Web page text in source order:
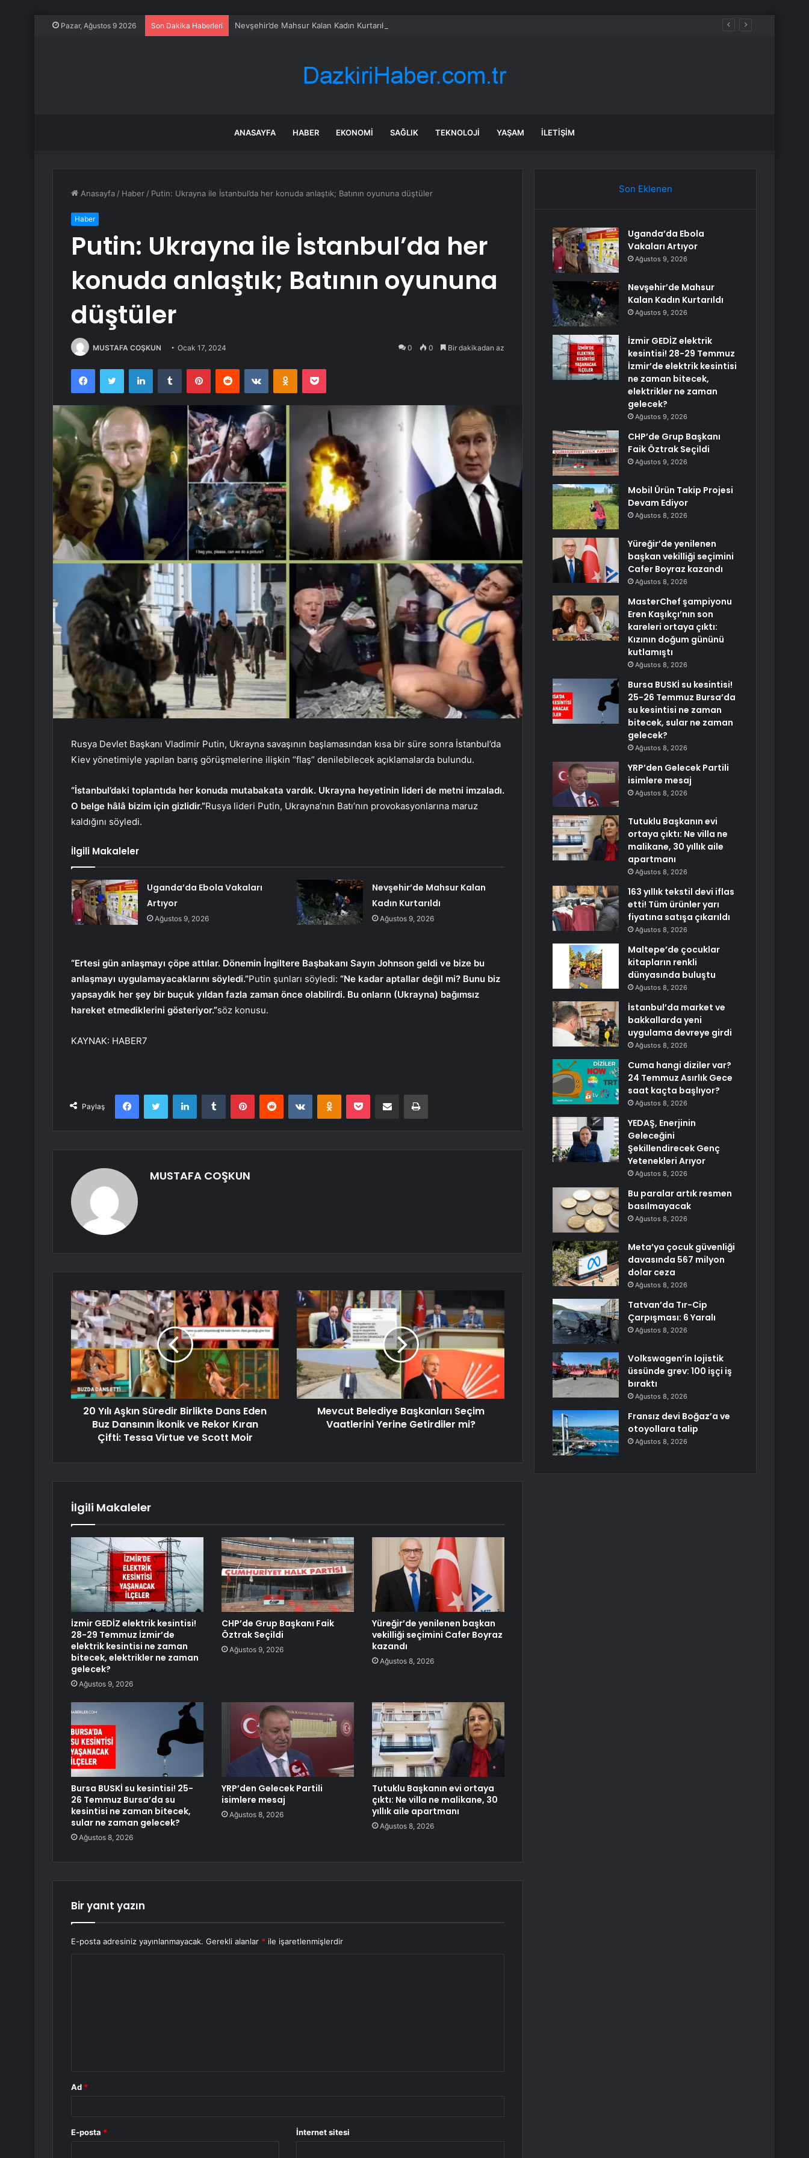
Pazar, Ağustos 9 2026 Son Dakika Haberleri Nevşehir’de Mahsur Kalan Kadın Kurtarıldı
ANASAYFA HABER EKONOMI SAĞLIK TEKNOLOJI YAŞAM İLETIŞIM
Anasayfa / Haber / Putin: Ukrayna ile İstanbul’da her konuda anlaştık; Batının oyununa düştüler
Haber
Putin: Ukrayna ile İstanbul’da her
konuda anlaştık; Batının oyununa
düştüler
MUSTAFA COŞKUN Ocak 17, 2024 0 0 Bir dakikadan az
FacebookTwitter LinkedInTumblr PinterestReddit VKontakteOdnoklassniki
Pocket
Rusya Devlet Başkanı Vladimir Putin, Ukrayna savaşının başlamasından kısa bir süre sonra İstanbul’da
Kiev yönetimiyle yapılan barış görüşmelerine ilişkin “flaş” denilebilecek açıklamalarda bulundu.
“İstanbul’daki toplantıda her konuda mutabakata vardık. Ukrayna heyetinin lideri de metni imzaladı.
O belge hâlâ bizim için gizlidir.”Rusya lideri Putin, Ukrayna’nın Batı’nın provokasyonlarına maruz
kaldığını söyledi.
İlgili Makaleler
Uganda’da Ebola Vakaları
Artıyor
Ağustos 9, 2026
Nevşehir’de Mahsur Kalan
Kadın Kurtarıldı
Ağustos 9, 2026
“Ertesi gün anlaşmayı çöpe attılar. Dönemin İngiltere Başbakanı Sayın Johnson geldi ve bize bu
anlaşmayı uygulamayacaklarını söyledi.”Putin şunları söyledi: “Ne kadar aptallar değil mi? Bunu biz
yapsaydık her şey bir buçuk yıldan fazla zaman önce olabilirdi. Bu onların (Ukrayna) bağımsız
hareket etmediklerini gösteriyor.”söz konusu.
KAYNAK: HABER7
Paylaş
FacebookTwitter LinkedInTumblr PinterestReddit VKontakteOdnoklassniki
Pocket E-Posta ile paylaş Yazdır
MUSTAFA COŞKUN
20 Yılı Aşkın Süredir Birlikte Dans Eden
Buz Dansının İkonik ve Rekor Kıran
Çifti: Tessa Virtue ve Scott Moir
Mevcut Belediye Başkanları Seçim
Vaatlerini Yerine Getirdiler mi?
İlgili Makaleler
İzmir GEDİZ elektrik kesintisi!
28-29 Temmuz İzmir’de
elektrik kesintisi ne zaman
bitecek, elektrikler ne zaman
gelecek?
Ağustos 9, 2026
CHP’de Grup Başkanı Faik
Öztrak Seçildi
Ağustos 9, 2026
Yüreğir’de yenilenen başkan
vekilliği seçimini Cafer Boyraz
kazandı
Ağustos 8, 2026
Bursa BUSKİ su kesintisi! 25-
26 Temmuz Bursa’da su
kesintisi ne zaman bitecek,
sular ne zaman gelecek?
Ağustos 8, 2026
YRP’den Gelecek Partili
isimlere mesaj
Ağustos 8, 2026
Tutuklu Başkanın evi ortaya
çıktı: Ne villa ne malikane, 30
yıllık aile apartmanı
Ağustos 8, 2026
Bir yanıt yazın
E-posta adresiniz yayınlanmayacak. Gerekli alanlar * ile işaretlenmişlerdir
Ad *
E-posta * İnternet sitesi
Son Eklenen
Uganda’da Ebola
Vakaları Artıyor
Ağustos 9, 2026
Nevşehir’de Mahsur
Kalan Kadın Kurtarıldı
Ağustos 9, 2026
İzmir GEDİZ elektrik
kesintisi! 28-29 Temmuz
İzmir’de elektrik kesintisi
ne zaman bitecek,
elektrikler ne zaman
gelecek?
Ağustos 9, 2026
CHP’de Grup Başkanı
Faik Öztrak Seçildi
Ağustos 9, 2026
Mobil Ürün Takip Projesi
Devam Ediyor
Ağustos 8, 2026
Yüreğir’de yenilenen
başkan vekilliği seçimini
Cafer Boyraz kazandı
Ağustos 8, 2026
MasterChef şampiyonu
Eren Kaşıkçı’nın son
kareleri ortaya çıktı:
Kızının doğum gününü
kutlamıştı
Ağustos 8, 2026
Bursa BUSKİ su kesintisi!
25-26 Temmuz Bursa’da
su kesintisi ne zaman
bitecek, sular ne zaman
gelecek?
Ağustos 8, 2026
YRP’den Gelecek Partili
isimlere mesaj
Ağustos 8, 2026
Tutuklu Başkanın evi
ortaya çıktı: Ne villa ne
malikane, 30 yıllık aile
apartmanı
Ağustos 8, 2026
163 yıllık tekstil devi iflas
etti! Tüm ürünler yarı
fiyatına satışa çıkarıldı
Ağustos 8, 2026
Maltepe’de çocuklar
kitapların renkli
dünyasında buluştu
Ağustos 8, 2026
İstanbul’da market ve
bakkallarda yeni
uygulama devreye girdi
Ağustos 8, 2026
Cuma hangi diziler var?
24 Temmuz Asırlık Gece
saat kaçta başlıyor?
Ağustos 8, 2026
YEDAŞ, Enerjinin
Geleceğini
Şekillendirecek Genç
Yetenekleri Arıyor
Ağustos 8, 2026
Bu paralar artık resmen
basılmayacak
Ağustos 8, 2026
Meta’ya çocuk güvenliği
davasında 567 milyon
dolar ceza
Ağustos 8, 2026
Tatvan’da Tır-Cip
Çarpışması: 6 Yaralı
Ağustos 8, 2026
Volkswagen’in lojistik
üssünde grev: 100 işçi iş
bıraktı
Ağustos 8, 2026
Fransız devi Boğaz’a ve
otoyollara talip
Ağustos 8, 2026